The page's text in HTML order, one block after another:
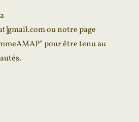
ounotre page
pour être tenu au